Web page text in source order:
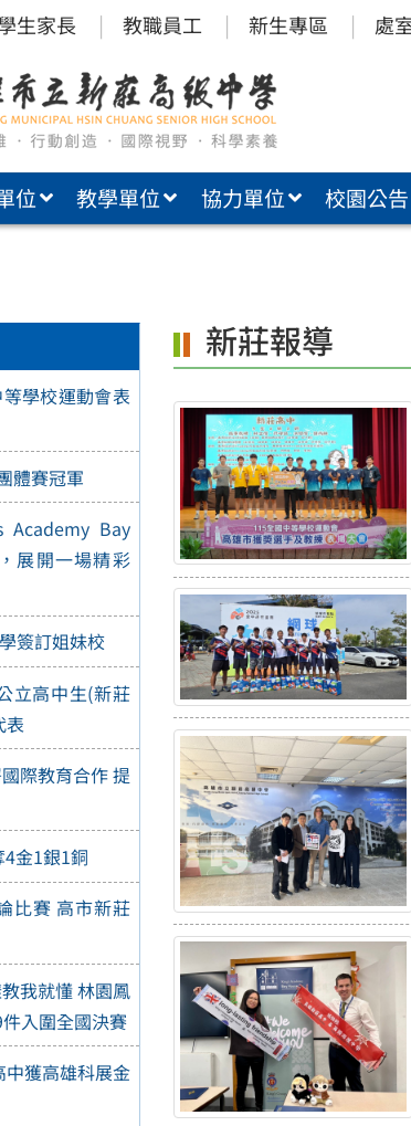
生家長 教職員工 新生專區 處
位 教學單位 協力單位 校園公告
學校運動會表
體賽冠軍
Bay
展開一場精彩
簽訂姐妹校
立高中生(新莊
表
際教育合作 提
金1銀1銅
比賽 高市新莊
我就懂 林園鳳
入圍全國決賽
獲高雄科展金
新莊報導